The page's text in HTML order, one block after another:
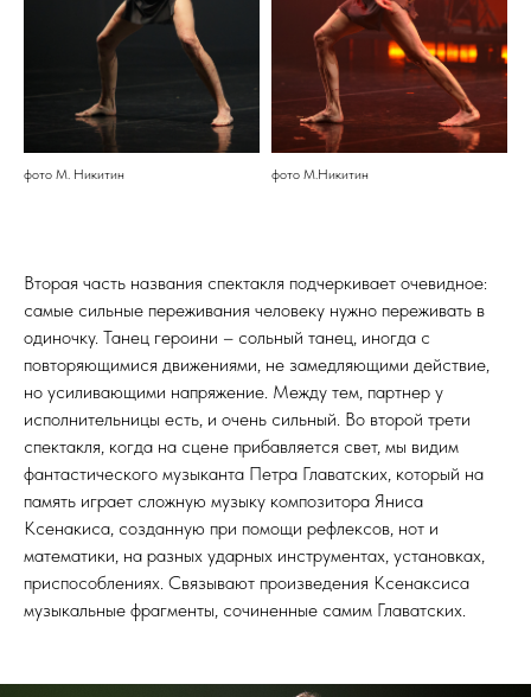
фото М. Никитин фото М.Никитин
Вторая часть названия спектакля подчеркивает очевидное:
самые сильные переживания человеку нужно переживать в
одиночку. Танец героини – сольный танец, иногда с
повторяющимися движениями, не замедляющими действие,
но усиливающими напряжение. Между тем, партнер у
исполнительницы есть, и очень сильный. Во второй трети
спектакля, когда на сцене прибавляется свет, мы видим
фантастического музыканта Петра Главатских, который на
память играет сложную музыку композитора Яниса
Ксенакиса, созданную при помощи рефлексов, нот и
математики, на разных ударных инструментах, установках,
приспособлениях. Связывают произведения Ксенаксиса
музыкальные фрагменты, сочиненные самим Главатских.